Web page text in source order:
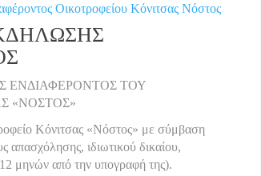
Οικοτροφείου Κόνιτσας Νόστος
ΕΝΔΙΑΦΕΡΟΝΤΟΣ ΤΟΥ
«ΝΟΣΤΟΣ»
Κόνιτσας «Νόστος» με σύμβαση
απασχόλησης, ιδιωτικού δικαίου,
μηνών από την υπογραφή της).